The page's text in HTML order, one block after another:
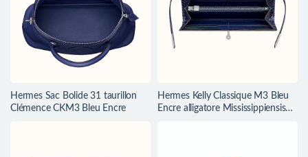
Hermes Sac Bolide 31 taurillon
Clémence CKM3 Bleu Encre
Hermes Kelly Classique M3 Bleu
Encre alligatore Mississippiensis